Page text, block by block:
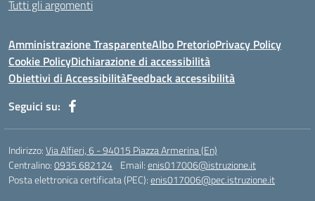
Tutti gli argomenti
Amministrazione TrasparenteAlbo PretorioPrivacy Policy
Cookie PolicyDichiarazione di accessibilità
Obiettivi di AccessibilitàFeedback accessibilità
Seguici su:
Indirizzo:Via Alfieri, 6 - 94015 Piazza Armerina (En)
Centralino:0935 682124 Email:enis017006@istruzione.it
Posta elettronica certificata (PEC):enis017006@pec.istruzione.it